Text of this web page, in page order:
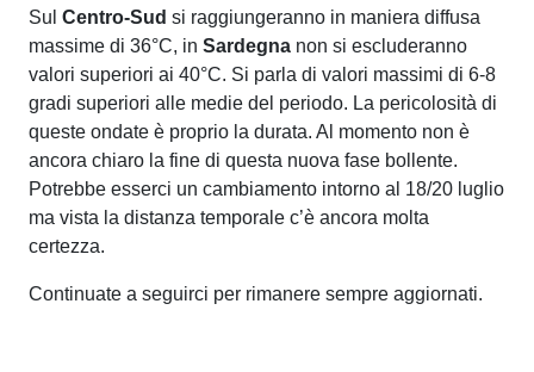
Sul Centro-Sud si raggiungeranno in maniera diffusa
massime di 36°C, in Sardegna non si escluderanno
valori superiori ai 40°C. Si parla di valori massimi di 6-8
gradi superiori alle medie del periodo. La pericolosità di
queste ondate è proprio la durata. Al momento non è
ancora chiaro la fine di questa nuova fase bollente.
Potrebbe esserci un cambiamento intorno al 18/20 luglio
ma vista la distanza temporale c’è ancora molta
certezza.
Continuate a seguirci per rimanere sempre aggiornati.